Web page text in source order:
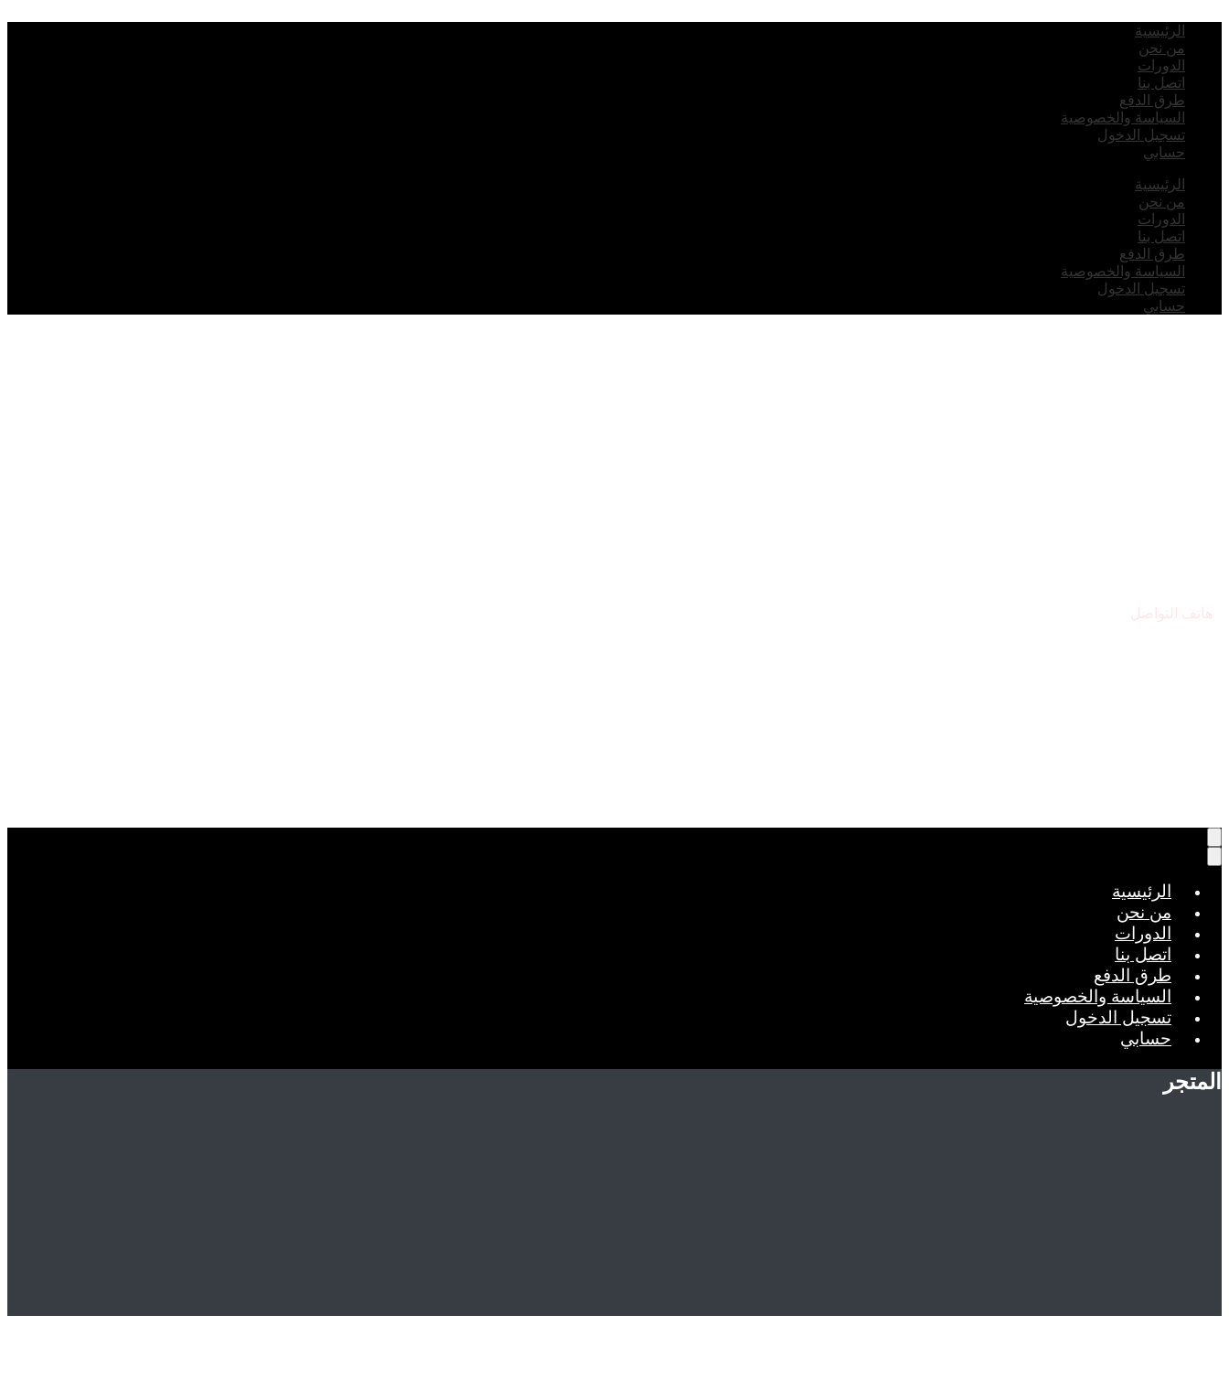
الرئيسية
من نحن
الدورات
اتصل بنا
طرق الدفع
السياسة والخصوصية
تسجيل الدخول
حسابي
الرئيسية
من نحن
الدورات
اتصل بنا
طرق الدفع
السياسة والخصوصية
تسجيل الدخول
حسابي
هاتف التواصل
الرئيسية
من نحن
الدورات
اتصل بنا
طرق الدفع
السياسة والخصوصية
تسجيل الدخول
حسابي
المتجر